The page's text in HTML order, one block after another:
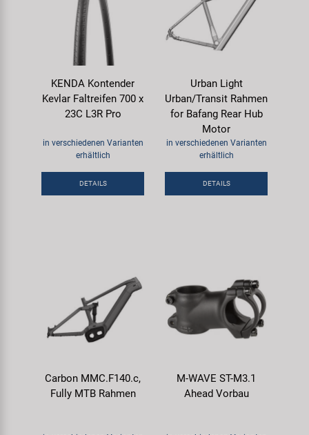
KENDA Kontender
Kevlar Faltreifen 700 x
23C L3R Pro
in verschiedenen Varianten
erhältlich
DETAILS
Urban Light
Urban/Transit Rahmen
for Bafang Rear Hub
Motor
in verschiedenen Varianten
erhältlich
DETAILS
Carbon MMC.F140.c,
Fully MTB Rahmen
M-WAVE ST-M3.1
Ahead Vorbau